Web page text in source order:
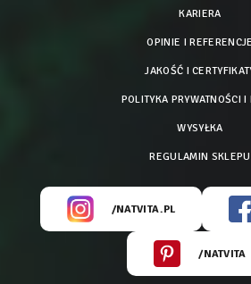
KARIERA
OPINIE I REFERENCJE
JAKOŚĆ I
POLITYKA PRYWATNOŚCI I
WYSYŁKA
REGULAMIN SKLEPU
/NATVITA.PL
/NATVITA